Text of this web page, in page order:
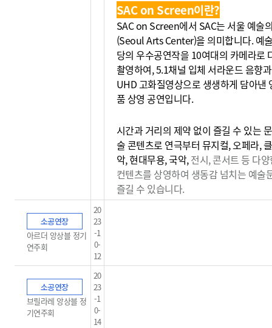
SAC on Screen이란?
SAC on Screen에서 SAC는 서울 예술
(Seoul Arts Center)을 의미합니다. 예
당의 우수공연작을 10여대의 카메라로
촬영하여, 5.1채널 입체 서라운드 음향
UHD 고화질영상으로 생생하게 담아낸
품 상영 공연입니다.
시간과 거리의 제약 없이 즐길 수 있는
술 콘텐츠로 연극부터 뮤지컬, 오페라,
악, 현대무용, 국악,전시, 콘서트 등 다
컨텐츠를 상영하여 생동감 넘치는 예술
즐길 수 있습니다.
소공연장
아르더 앙상블 정기
연주회
20
23
-1
0-
12
소공연장
브릴라레 앙상블 정
기연주회
20
23
-1
0-
14